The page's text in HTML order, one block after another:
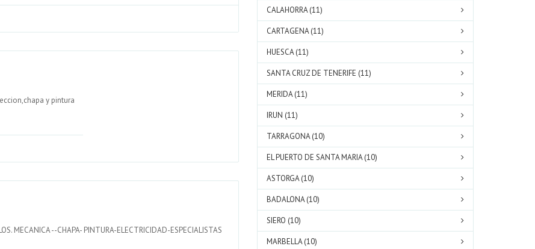
y pintura
MECANICA --CHAPA- PINTURA-ELECTRICIDAD-ESPECIALISTAS
CALAHORRA (11)
CARTAGENA (11)
HUESCA (11)
SANTA CRUZ DE TENERIFE (11)
MERIDA (11)
IRUN (11)
TARRAGONA (10)
EL PUERTO DE SANTA MARIA (10)
ASTORGA (10)
BADALONA (10)
SIERO (10)
MARBELLA (10)